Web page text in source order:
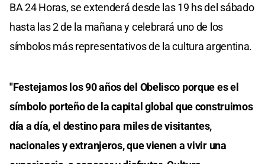
BA 24 Horas, se extenderá desde las 19 hs del sábado
hasta las 2 de la mañana y celebrará uno de los
símbolos más representativos de la cultura argentina.
"Festejamos los 90 años del Obelisco porque es el
símbolo porteño de la capital global que construimos
día a día, el destino para miles de visitantes,
nacionales y extranjeros, que vienen a vivir una